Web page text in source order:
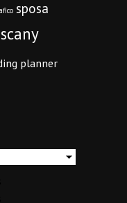
sposa
planner